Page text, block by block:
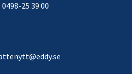
0498-25 39 00